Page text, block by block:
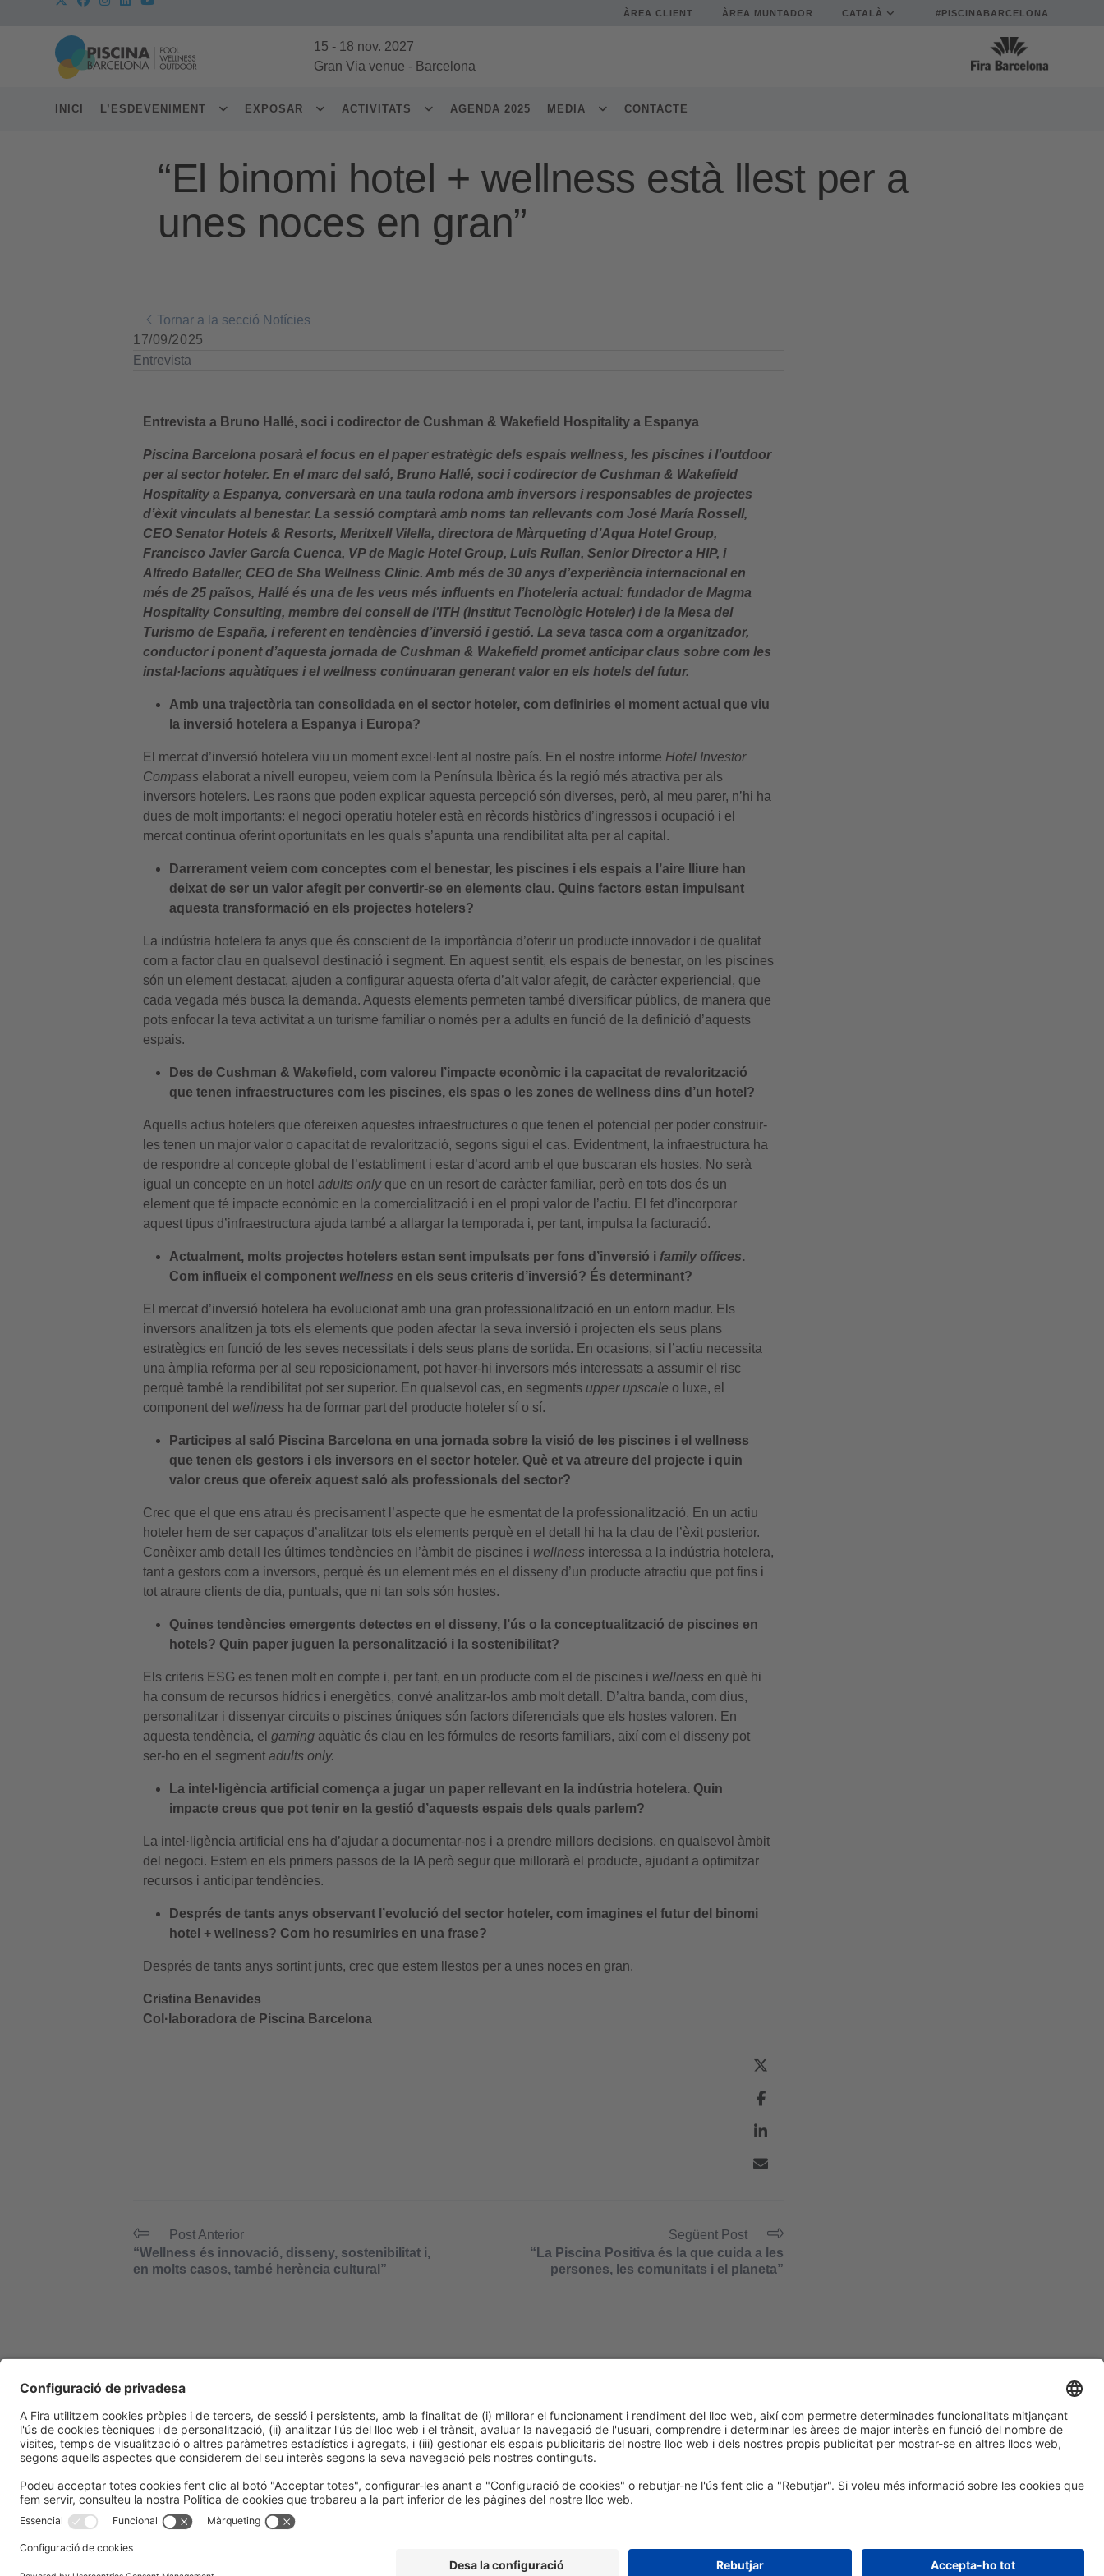
ÀREA CLIENT ÀREA MUNTADOR CATALÀ #PISCINABARCELONA
15 - 18 nov. 2027
Gran Via venue - Barcelona
INICI L’ESDEVENIMENT EXPOSAR ACTIVITATS AGENDA 2025 MEDIA CONTACTE
“El binomi hotel + wellness està llest per a
unes noces en gran”
Tornar a la secció Notícies
17/09/2025
Entrevista
Entrevista a Bruno Hallé, soci i codirector de Cushman & Wakefield Hospitality a Espanya
Piscina Barcelona posarà el focus en el paper estratègic dels espais wellness, les piscines i l’outdoor
per al sector hoteler. En el marc del saló, Bruno Hallé, soci i codirector de Cushman & Wakefield
Hospitality a Espanya, conversarà en una taula rodona amb inversors i responsables de projectes
d’èxit vinculats al benestar. La sessió comptarà amb noms tan rellevants com José María Rossell,
CEO Senator Hotels & Resorts, Meritxell Vilella, directora de Màrqueting d’Aqua Hotel Group,
Francisco Javier García Cuenca, VP de Magic Hotel Group, Luis Rullan, Senior Director a HIP, i
Alfredo Bataller, CEO de Sha Wellness Clinic. Amb més de 30 anys d’experiència internacional en
més de 25 països, Hallé és una de les veus més influents en l’hoteleria actual: fundador de Magma
Hospitality Consulting, membre del consell de l’ITH (Institut Tecnològic Hoteler) i de la Mesa del
Turismo de España, i referent en tendències d’inversió i gestió. La seva tasca com a organitzador,
conductor i ponent d’aquesta jornada de Cushman & Wakefield promet anticipar claus sobre com les
instal·lacions aquàtiques i el wellness continuaran generant valor en els hotels del futur.
Amb una trajectòria tan consolidada en el sector hoteler, com definiries el moment actual que viu
la inversió hotelera a Espanya i Europa?
El mercat d’inversió hotelera viu un moment excel·lent al nostre país. En el nostre informe Hotel Investor
Compass elaborat a nivell europeu, veiem com la Península Ibèrica és la regió més atractiva per als
inversors hotelers. Les raons que poden explicar aquesta percepció són diverses, però, al meu parer, n’hi ha
dues de molt importants: el negoci operatiu hoteler està en rècords històrics d’ingressos i ocupació i el
mercat continua oferint oportunitats en les quals s’apunta una rendibilitat alta per al capital.
Darrerament veiem com conceptes com el benestar, les piscines i els espais a l’aire lliure han
deixat de ser un valor afegit per convertir-se en elements clau. Quins factors estan impulsant
aquesta transformació en els projectes hotelers?
La indústria hotelera fa anys que és conscient de la importància d’oferir un producte innovador i de qualitat
com a factor clau en qualsevol destinació i segment. En aquest sentit, els espais de benestar, on les piscines
són un element destacat, ajuden a configurar aquesta oferta d’alt valor afegit, de caràcter experiencial, que
cada vegada més busca la demanda. Aquests elements permeten també diversificar públics, de manera que
pots enfocar la teva activitat a un turisme familiar o només per a adults en funció de la definició d’aquests
espais.
Des de Cushman & Wakefield, com valoreu l’impacte econòmic i la capacitat de revalorització
que tenen infraestructures com les piscines, els spas o les zones de wellness dins d’un hotel?
Aquells actius hotelers que ofereixen aquestes infraestructures o que tenen el potencial per poder construir-
les tenen un major valor o capacitat de revalorització, segons sigui el cas. Evidentment, la infraestructura ha
de respondre al concepte global de l’establiment i estar d’acord amb el que buscaran els hostes. No serà
igual un concepte en un hotel adults onlyque en un resort de caràcter familiar, però en tots dos és un
element que té impacte econòmic en la comercialització i en el propi valor de l’actiu. El fet d’incorporar
aquest tipus d’infraestructura ajuda també a allargar la temporada i, per tant, impulsa la facturació.
Actualment, molts projectes hotelers estan sent impulsats per fons d’inversió i family offices.
Com influeix el component wellness en els seus criteris d’inversió? És determinant?
El mercat d’inversió hotelera ha evolucionat amb una gran professionalització en un entorn madur. Els
inversors analitzen ja tots els elements que poden afectar la seva inversió i projecten els seus plans
estratègics en funció de les seves necessitats i dels seus plans de sortida. En ocasions, si l’actiu necessita
una àmplia reforma per al seu reposicionament, pot haver-hi inversors més interessats a assumir el risc
perquè també la rendibilitat pot ser superior. En qualsevol cas, en segments upper upscale o luxe, el
component del wellness ha de formar part del producte hoteler sí o sí.
Participes al saló Piscina Barcelona en una jornada sobre la visió de les piscines i el wellness
que tenen els gestors i els inversors en el sector hoteler. Què et va atreure del projecte i quin
valor creus que ofereix aquest saló als professionals del sector?
Crec que el que ens atrau és precisament l’aspecte que he esmentat de la professionalització. En un actiu
hoteler hem de ser capaços d’analitzar tots els elements perquè en el detall hi ha la clau de l’èxit posterior.
Conèixer amb detall les últimes tendències en l’àmbit de piscines i wellness interessa a la indústria hotelera,
tant a gestors com a inversors, perquè és un element més en el disseny d’un producte atractiu que pot fins i
tot atraure clients de dia, puntuals, que ni tan sols són hostes.
Quines tendències emergents detectes en el disseny, l’ús o la conceptualització de piscines en
hotels? Quin paper juguen la personalització i la sostenibilitat?
Els criteris ESG es tenen molt en compte i, per tant, en un producte com el de piscines i wellness en què hi
ha consum de recursos hídrics i energètics, convé analitzar-los amb molt detall. D’altra banda, com dius,
personalitzar i dissenyar circuits o piscines úniques són factors diferencials que els hostes valoren. En
aquesta tendència, el gaming aquàtic és clau en les fórmules de resorts familiars, així com el disseny pot
ser-ho en el segment adults only.
La intel·ligència artificial comença a jugar un paper rellevant en la indústria hotelera. Quin
impacte creus que pot tenir en la gestió d’aquests espais dels quals parlem?
La intel·ligència artificial ens ha d’ajudar a documentar-nos i a prendre millors decisions, en qualsevol àmbit
del negoci. Estem en els primers passos de la IA però segur que millorarà el producte, ajudant a optimitzar
recursos i anticipar tendències.
Després de tants anys observant l’evolució del sector hoteler, com imagines el futur del binomi
hotel + wellness? Com ho resumiries en una frase?
Després de tants anys sortint junts, crec que estem llestos per a unes noces en gran.
Cristina Benavides
Col·laboradora de Piscina Barcelona
Post Anterior
“Wellness és innovació, disseny, sostenibilitat i,
en molts casos, també herència cultural”
Següent Post
“La Piscina Positiva és la que cuida a les
persones, les comunitats i el planeta”
Informació generalAvís legal Política de privacitatPolítica de cookies
a Instagram?